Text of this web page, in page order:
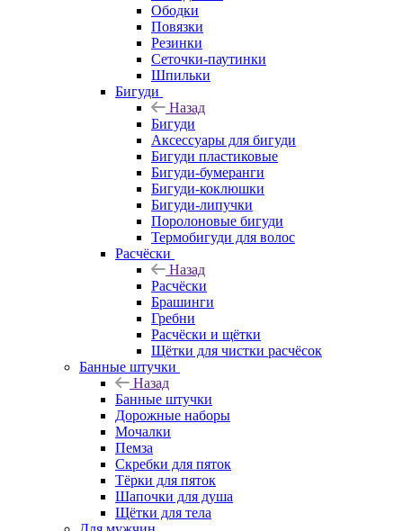
Ободки
Повязки
Резинки
Сеточки-паутинки
Шпильки
Бигуди
Назад
Бигуди
Аксессуары для бигуди
Бигуди пластиковые
Бигуди-бумеранги
Бигуди-коклюшки
Бигуди-липучки
Поролоновые бигуди
Термобигуди для волос
Расчёски
Назад
Расчёски
Брашинги
Гребни
Расчёски и щётки
Щётки для чистки расчёсок
Банные штучки
Назад
Банные штучки
Дорожные наборы
Мочалки
Пемза
Скребки для пяток
Тёрки для пяток
Шапочки для душа
Щётки для тела